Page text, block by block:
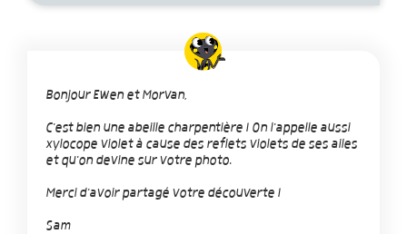
Bonjour Ewen et Morvan,
C'est bien une abeille charpentière ! On l'appelle aussi
xylocope violet à cause des reflets violets de ses ailes
et qu'on devine sur votre photo.
Merci d'avoir partagé votre découverte !
Sam